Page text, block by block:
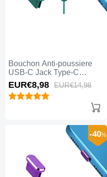
Bouchon Anti-poussiere
USB-C Jack Type-C
Universel H15 Vert
EUR€8,98 EUR€14,98
-40%